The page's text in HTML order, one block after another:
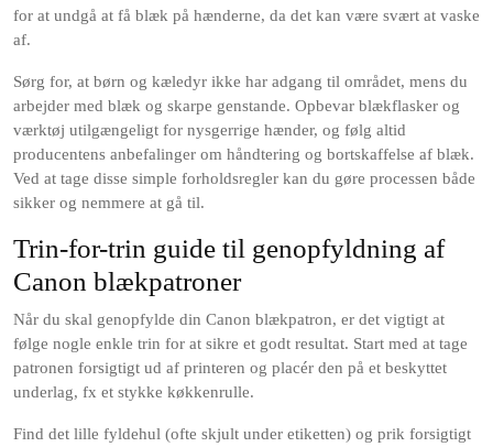
for at undgå at få blæk på hænderne, da det kan være svært at vaske
af.
Sørg for, at børn og kæledyr ikke har adgang til området, mens du
arbejder med blæk og skarpe genstande. Opbevar blækflasker og
værktøj utilgængeligt for nysgerrige hænder, og følg altid
producentens anbefalinger om håndtering og bortskaffelse af blæk.
Ved at tage disse simple forholdsregler kan du gøre processen både
sikker og nemmere at gå til.
Trin-for-trin guide til genopfyldning af
Canon blækpatroner
Når du skal genopfylde din Canon blækpatron, er det vigtigt at
følge nogle enkle trin for at sikre et godt resultat. Start med at tage
patronen forsigtigt ud af printeren og placér den på et beskyttet
underlag, fx et stykke køkkenrulle.
Find det lille fyldehul (ofte skjult under etiketten) og prik forsigtigt